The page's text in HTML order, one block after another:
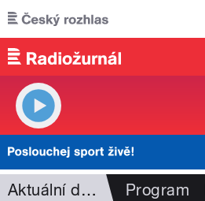
Přejít k hlavnímu obsahu
Aktuální dění Program